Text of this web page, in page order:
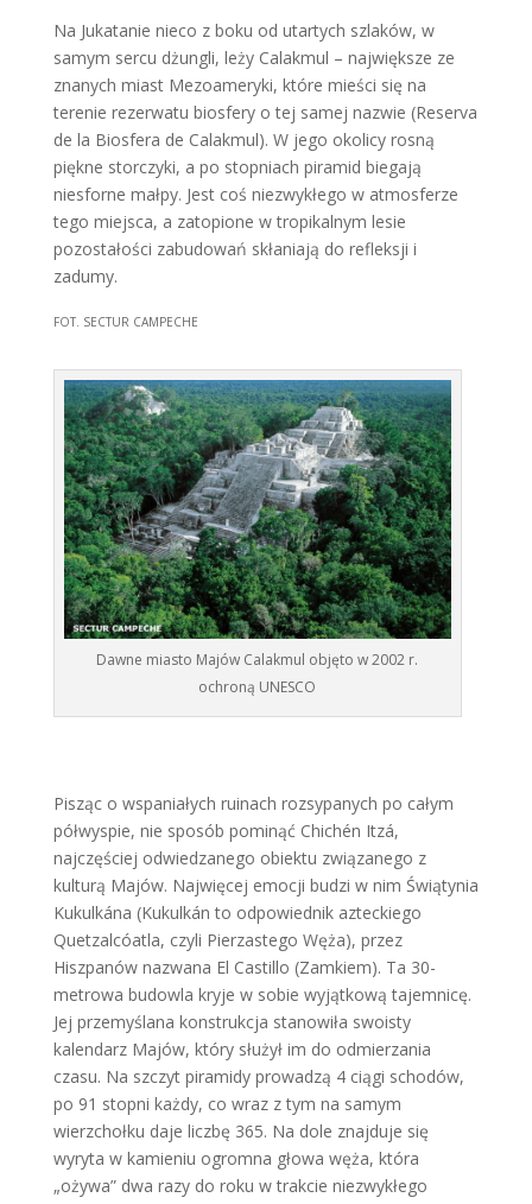
Na Jukatanie nieco z boku od utartych szlaków, w
samym sercu dżungli, leży Calakmul – największe ze
znanych miast Mezoameryki, które mieści się na
terenie rezerwatu biosfery o tej samej nazwie (Reserva
de la Biosfera de Calakmul). W jego okolicy rosną
piękne storczyki, a po stopniach piramid biegają
niesforne małpy. Jest coś niezwykłego w atmosferze
tego miejsca, a zatopione w tropikalnym lesie
pozostałości zabudowań skłaniają do refleksji i
zadumy.
FOT. SECTUR CAMPECHE
Dawne miasto Majów Calakmul objęto w 2002 r.
ochroną UNESCO
Pisząc o wspaniałych ruinach rozsypanych po całym
półwyspie, nie sposób pominąć Chichén Itzá,
najczęściej odwiedzanego obiektu związanego z
kulturą Majów. Najwięcej emocji budzi w nim Świątynia
Kukulkána (Kukulkán to odpowiednik azteckiego
Quetzalcóatla, czyli Pierzastego Węża), przez
Hiszpanów nazwana El Castillo (Zamkiem). Ta 30-
metrowa budowla kryje w sobie wyjątkową tajemnicę.
Jej przemyślana konstrukcja stanowiła swoisty
kalendarz Majów, który służył im do odmierzania
czasu. Na szczyt piramidy prowadzą 4 ciągi schodów,
po 91 stopni każdy, co wraz z tym na samym
wierzchołku daje liczbę 365. Na dole znajduje się
wyryta w kamieniu ogromna głowa węża, która
„ożywa” dwa razy do roku w trakcie niezwykłego